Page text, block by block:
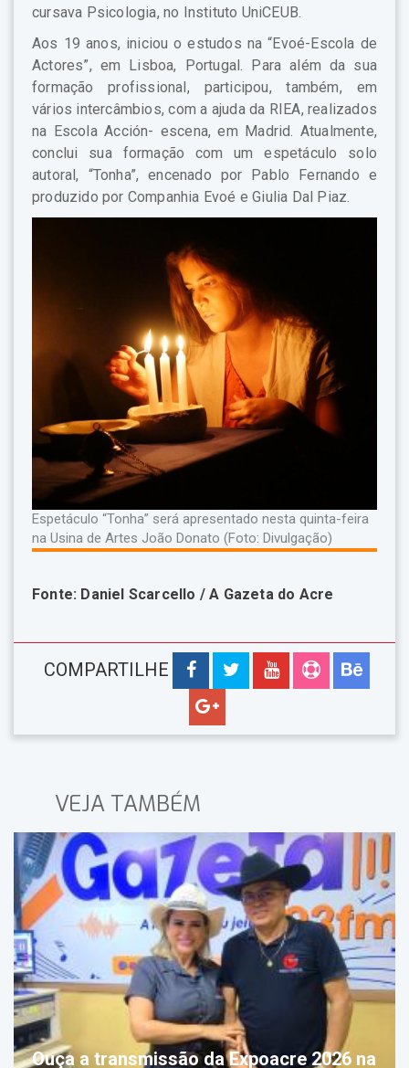
cursava Psicologia, no Instituto UniCEUB.
Aos 19 anos, iniciou o estudos na “Evoé-Escola de
Actores”, em Lisboa, Portugal. Para além da sua
formação profissional, participou, também, em
vários intercâmbios, com a ajuda da RIEA, realizados
na Escola Acción- escena, em Madrid. Atualmente,
conclui sua formação com um espetáculo solo
autoral, “Tonha”, encenado por Pablo Fernando e
produzido por Companhia Evoé e Giulia Dal Piaz.
Espetáculo “Tonha” será apresentado nesta quinta-feira
na Usina de Artes João Donato (Foto: Divulgação)
Fonte: Daniel Scarcello / A Gazeta do Acre
COMPARTILHE
VEJA TAMBÉM
Ouça a transmissão da Expoacre 2026 na